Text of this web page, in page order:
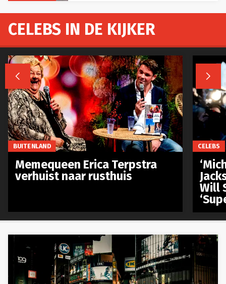
CELEBS IN DE KIJKER
 
BUITENLAND
Memequeen Erica Terpstra
verhuist naar rusthuis
CELEBS
Will